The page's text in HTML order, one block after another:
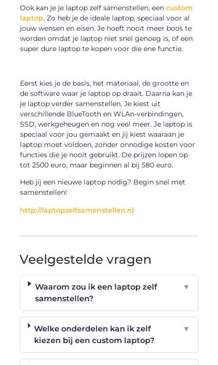
Ook kan je je laptop zelf samenstellen, eencustom
laptop. Zo heb je de ideale laptop, speciaal voor al
jouw wensen en eisen. Je hoeft nooit meer boos te
worden omdat je laptop niet snel genoeg is, of een
super dure laptop te kopen voor die ene functie.
Eerst kies je de basis, het materiaal, de grootte en
de software waar je laptop op draait. Daarna kan je
je laptop verder samenstellen. Je kiest uit
verschillende BlueTooth en WLAn-verbindingen,
SSD, werkgeheugen en nog veel meer. Je laptop is
speciaal voor jou gemaakt en jij kiest waaraan je
laptop moet voldoen, zonder onnodige kosten voor
functies die je nooit gebruikt. De prijzen lopen op
tot 2500 euro, maar beginnen al bij 580 euro.
Heb jij een nieuwe laptop nodig? Begin snel met
samenstellen!
http://laptopzelfsamenstellen.nl
Veelgestelde vragen
Waarom zou ik een laptop zelf
samenstellen?
▼
Welke onderdelen kan ik zelf
kiezen bij een custom laptop?
▼